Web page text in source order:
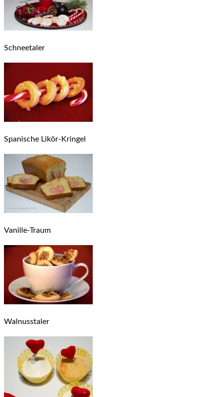
Schneetaler
Spanische Likör-Kringel
Vanille-Traum
Walnusstaler